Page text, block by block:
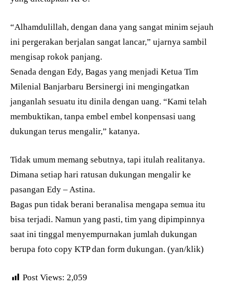
“Alhamdulillah, dengan dana yang sangat minim sejauh
ini pergerakan berjalan sangat lancar,” ujarnya sambil
mengisap rokok panjang.
Senada dengan Edy, Bagas yang menjadi Ketua Tim
Milenial Banjarbaru Bersinergi ini mengingatkan
janganlah sesuatu itu dinila dengan uang. “Kami telah
membuktikan, tanpa embel embel konpensasi uang
dukungan terus mengalir,” katanya.
Tidak umum memang sebutnya, tapi itulah realitanya.
Dimana setiap hari ratusan dukungan mengalir ke
pasangan Edy – Astina.
Bagas pun tidak berani beranalisa mengapa semua itu
bisa terjadi. Namun yang pasti, tim yang dipimpinnya
saat ini tinggal menyempurnakan jumlah dukungan
berupa foto copy KTP dan form dukungan. (yan/klik)
Post Views: 2,059